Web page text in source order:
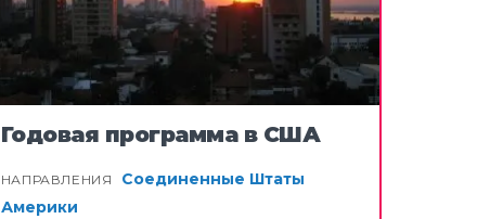
Годовая программа в США
НАПРАВЛЕНИЯ
Соединенные Штаты
Америки